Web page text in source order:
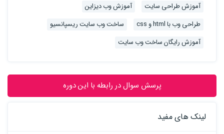
آموزش طراحی سایت
آموزش وب دیزاین
طراحی وب با html و css
ساخت وب سایت ریسپانسیو
آموزش رایگان ساخت وب سایت
پرسش سوال در رابطه با این دوره
لینک های مفید